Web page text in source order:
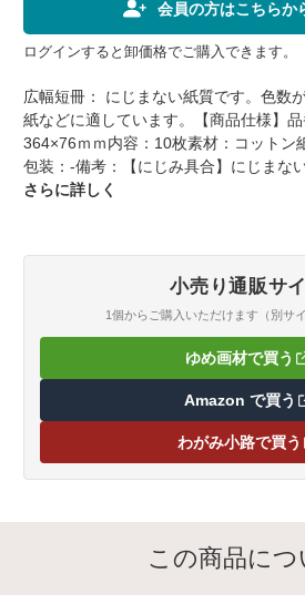
会員の方はこちらか
ログインすると卸価格でご購入できます。
広幅短冊： にじまない紙質です。色数
紙などに適しています。【商品仕様】
364×76ｍｍ内容：10枚素材：コットン
包装：-備考：【にじみ具合】にじまな
さらに詳しく
小売り通販サ
1個からご購入いただけます（別サ
ゆめ画材で買う
（新し
Amazon で買う
（新し
わがみ小路で買う
（新し
この商品につ